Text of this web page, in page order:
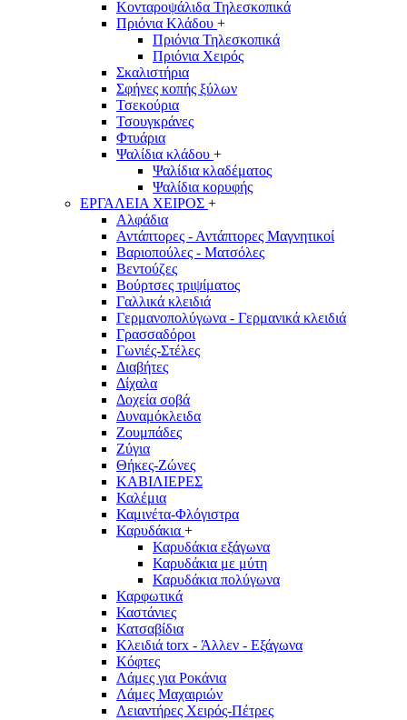
Κονταροψάλιδα Τηλεσκοπικά
Πριόνια Κλάδου +
Πριόνια Τηλεσκοπικά
Πριόνια Χειρός
Σκαλιστήρια
Σφήνες κοπής ξύλων
Τσεκούρια
Τσουγκράνες
Φτυάρια
Ψαλίδια κλάδου +
Ψαλίδια κλαδέματος
Ψαλίδια κορυφής
ΕΡΓΑΛΕΙΑ ΧΕΙΡΟΣ +
Αλφάδια
Αντάπτορες - Αντάπτορες Μαγνητικοί
Βαριοπούλες - Ματσόλες
Βεντούζες
Βούρτσες τριψίματος
Γαλλικά κλειδιά
Γερμανοπολύγωνα - Γερμανικά κλειδιά
Γρασσαδόροι
Γωνιές-Στέλες
Διαβήτες
Δίχαλα
Δοχεία σοβά
Δυναμόκλειδα
Ζουμπάδες
Ζύγια
Θήκες-Ζώνες
ΚΑΒΙΛΙΕΡΕΣ
Καλέμια
Καμινέτα-Φλόγιστρα
Καρυδάκια +
Καρυδάκια εξάγωνα
Καρυδάκια με μύτη
Καρυδάκια πολύγωνα
Καρφωτικά
Καστάνιες
Κατσαβίδια
Κλειδιά torx - Άλλεν - Εξάγωνα
Κόφτες
Λάμες για Ροκάνια
Λάμες Μαχαιριών
Λειαντήρες Χειρός-Πέτρες